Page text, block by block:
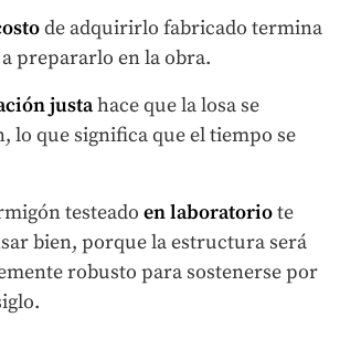
de adquirirlo fabricado termina
prepararlo en la obra.
justahace que la losa se
lo que significa que el tiempo se
testeado en laboratoriote
bien, porque la estructura será
robusto para sostenerse por